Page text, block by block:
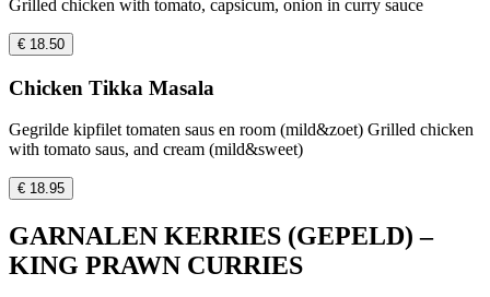
Grilled chicken with tomato, capsicum, onion in curry sauce
€ 18.50
Chicken Tikka Masala
Gegrilde kipfilet tomaten saus en room (mild&zoet) Grilled chicken
with tomato saus, and cream (mild&sweet)
€ 18.95
GARNALEN KERRIES (GEPELD) –
KING PRAWN CURRIES